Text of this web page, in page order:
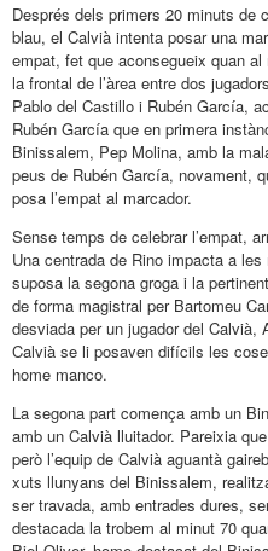
Després dels primers 20 minuts de
blau, el Calvià intenta posar una
empat, fet que aconsegueix quan
la frontal de l’àrea entre dos
Pablo del Castillo i Rubén García,
Rubén García que en primera
Binissalem, Pep Molina, amb la
peus de Rubén García, novament,
posa l’empat al marcador.
Sense temps de celebrar l’empat,
Una centrada de Rino impacta a
suposa la segona groga i la
de forma magistral per Bartomeu
desviada per un jugador del
Calvià se li posaven difícils les
home manco.
La segona part comença amb un
amb un Calvià lluitador. Pareixia
però l’equip de Calvià aguantà
xuts llunyans del Binissalem,
ser travada, amb entrades dures,
destacada la trobem al minut 70